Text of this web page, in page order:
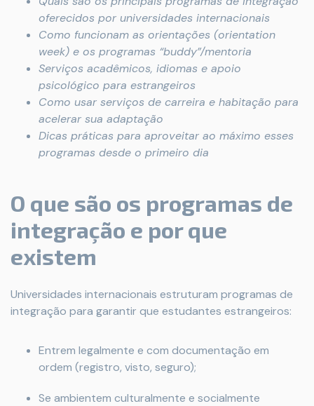
oferecidos por universidades internacionais
Como funcionam as orientações (orientation
week) e os programas “buddy”/mentoria
Serviços acadêmicos, idiomas e apoio
psicológico para estrangeiros
Como usar serviços de carreira e habitação para
acelerar sua adaptação
Dicas práticas para aproveitar ao máximo esses
programas desde o primeiro dia
O que são os programas de
integração e por que
existem
Universidades internacionais estruturam programas de
integração para garantir que estudantes estrangeiros:
Entrem legalmente e com documentação em
ordem (registro, visto, seguro);
Se ambientem culturalmente e socialmente